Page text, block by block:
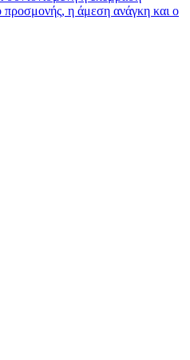
προσμονής, η άμεση ανάγκη και ο